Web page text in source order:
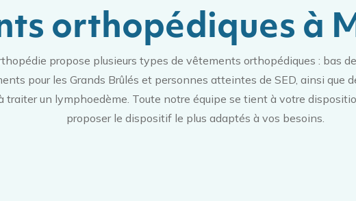
orthopédiques à
propose plusieurs types de vêtements orthopédiques : bas
pour les Grands Brûlés et personnes atteintes de SED, ainsi que
traiter un lymphoedème. Toute notre équipe se tient à votre
proposer le dispositif le plus adaptés à vos besoins.